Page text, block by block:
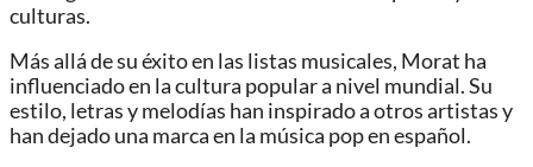
culturas.
Más allá de su éxito en las listas musicales, Morat ha
influenciado en la cultura popular a nivel mundial. Su
estilo, letras y melodías han inspirado a otros artistas y
han dejado una marca en la música pop en español.